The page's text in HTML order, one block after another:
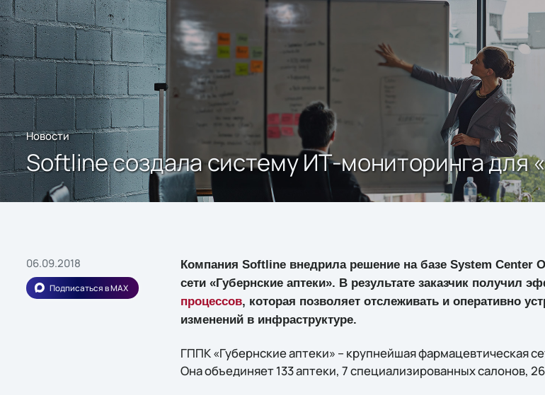
Новости
Softline создала систему ИТ-мониторинга для
06.09.2018
Подписаться в MAX
Компания Softline внедрила решение на базе System Center
сети «Губернские аптеки». В результате заказчик получил
процессов, которая позволяет отслеживать и оперативно
изменений в инфраструктуре.
ГППК «Губернские аптеки» – крупнейшая фармацевтическая
Она объединяет 133 аптеки, 7 специализированных салонов,